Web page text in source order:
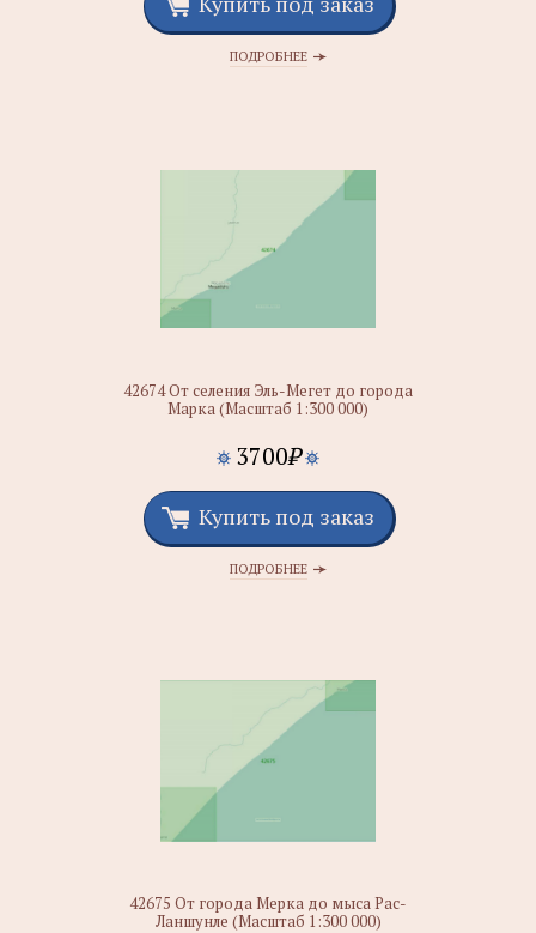
ПОДРОБНЕЕ
42674 От селения Эль-Мегет до города
Марка (Масштаб 1:300 000)
3700₽
Купить под заказ
ПОДРОБНЕЕ
42675 От города Мерка до мыса Рас-
Ланшунле (Масштаб 1:300 000)